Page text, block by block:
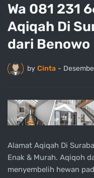
Wa 081 231
Aqiqah Di
dari Benowo
by Cinta -
Alamat Aqiqah Di
Enak & Murah. Aqiqoh
menyembelih hewan